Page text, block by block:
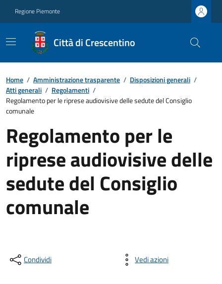
Regione Piemonte
Città di Crescentino
Home / Amministrazione trasparente / Disposizioni generali /
Atti generali / Regolamenti /
Regolamento per le riprese audiovisive delle sedute del Consiglio
comunale
Regolamento per le
riprese audiovisive delle
sedute del Consiglio
comunale
Condividi Vedi azioni